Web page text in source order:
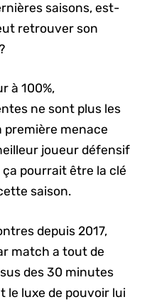
saisons, est-
retrouver son
à 100%,
ne sont plus les
première menace
joueur défensif
pourrait être la clé
saison.
depuis 2017,
match a tout de
des 30 minutes
le luxe de pouvoir lui